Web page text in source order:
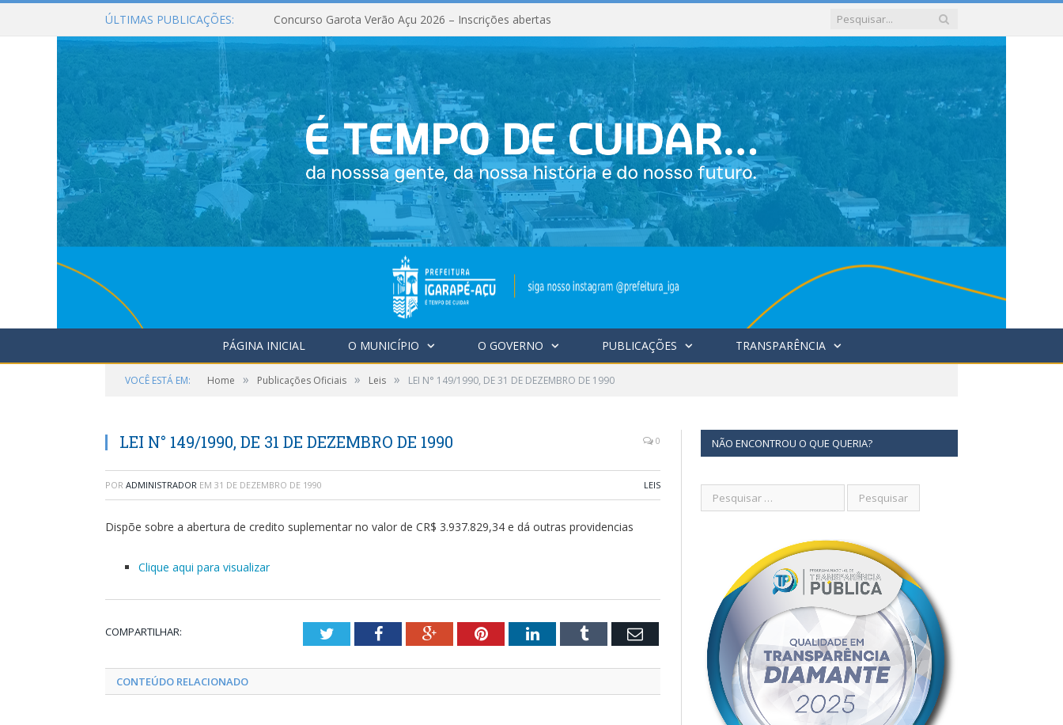
ÚLTIMAS PUBLICAÇÕES: Concurso Garota Verão Açu 2026 – Inscrições abertas
PÁGINA INICIAL O MUNICÍPIO O GOVERNO PUBLICAÇÕES TRANSPARÊNCIA
VOCÊ ESTÁ EM: Home » Publicações Oficiais » Leis » LEI N° 149/1990, DE 31 DE DEZEMBRO DE 1990
LEI N° 149/1990, DE 31 DE DEZEMBRO DE 1990 0
POR ADMINISTRADOR EM 31 DE DEZEMBRO DE 1990 LEIS
Dispõe sobre a abertura de credito suplementar no valor de CR$ 3.937.829,34 e dá outras providencias
Clique aqui para visualizar
COMPARTILHAR: TwitterFacebookGoogle+PinterestLinkedInTumblr Email
CONTEÚDO RELACIONADO
NÃO ENCONTROU O QUE QUERIA?